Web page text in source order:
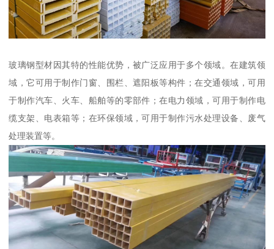
玻璃钢型材因其特的性能优势，被广泛应用于多个领域。在建筑领
域，它可用于制作门窗、围栏、遮阳板等构件；在交通领域，可用
于制作汽车、火车、船舶等的零部件；在电力领域，可用于制作电
缆支架、电表箱等；在环保领域，可用于制作污水处理设备、废气
处理装置等。